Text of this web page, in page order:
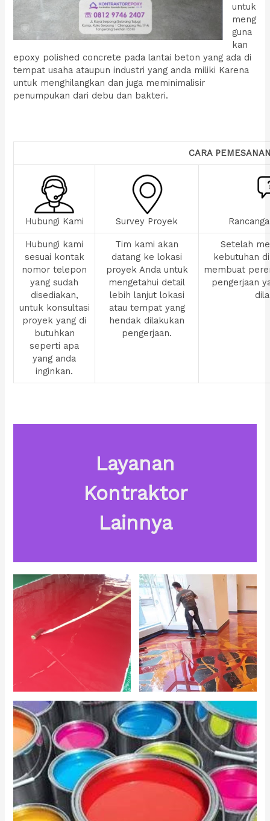
untuk
meng
guna
kan
epoxy polished concrete pada lantai beton yang ada di
tempat usaha ataupun industri yang anda miliki Karena
untuk menghilangkan dan juga meminimalisir
penumpukan dari debu dan bakteri.
CARA
Hubungi Kami Survey Proyek
Hubungi kami
sesuai kontak
nomor telepon
yang sudah
disediakan,
untuk konsultasi
proyek yang di
butuhkan
seperti apa
yang anda
inginkan.
Tim kami akan
datang ke lokasi
proyek Anda untuk
mengetahui detail
lebih lanjut lokasi
atau tempat yang
hendak dilakukan
pengerjaan.
Setelah
kebutuhan
membuat
pengerjaan
Layanan
Kontraktor
Lainnya